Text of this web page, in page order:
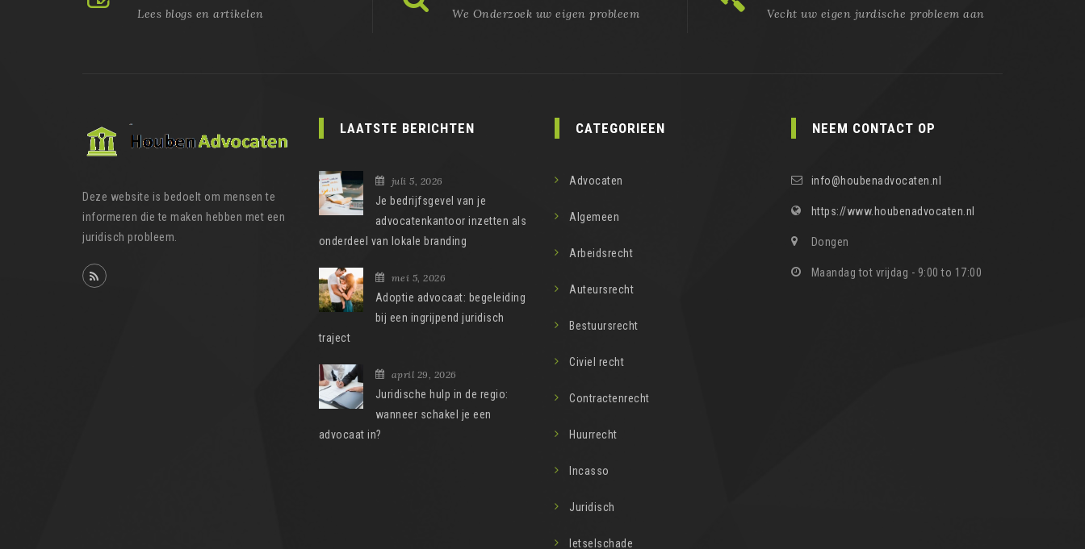
Lees blogs en artikelen We Onderzoek uw eigen probleem Vecht uw eigen jurdische probleem aan
Deze website is bedoelt om mensen te
informeren die te maken hebben met een
juridisch probleem.
LAATSTE BERICHTEN
juli 5, 2026
Je bedrijfsgevel van je
advocatenkantoor inzetten als
onderdeel van lokale branding
mei 5, 2026
Adoptie advocaat: begeleiding
bij een ingrijpend juridisch
traject
april 29, 2026
Juridische hulp in de regio:
wanneer schakel je een
advocaat in?
CATEGORIEEN
Advocaten
Algemeen
Arbeidsrecht
Auteursrecht
Bestuursrecht
Civiel recht
Contractenrecht
Huurrecht
Incasso
Juridisch
letselschade
NEEM CONTACT OP
info@houbenadvocaten.nl
https://www.houbenadvocaten.nl
Dongen
Maandag tot vrijdag - 9:00 to 17:00